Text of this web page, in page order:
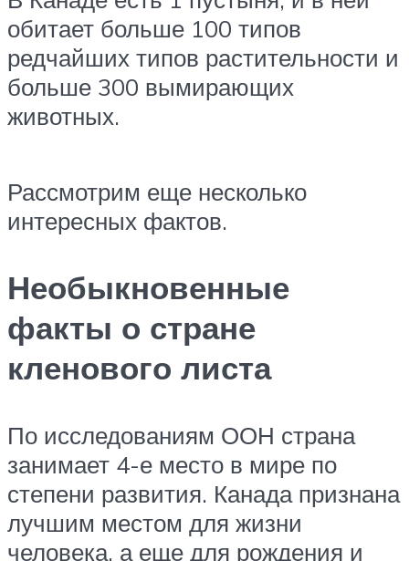
обитает больше 100 типов
редчайших типов растительности и
больше 300 вымирающих
животных.
Рассмотрим еще несколько
интересных фактов.
Необыкновенные
факты о стране
кленового листа
По исследованиям ООН страна
занимает 4-е место в мире по
степени развития. Канада признана
лучшим местом для жизни
человека, а еще для рождения и